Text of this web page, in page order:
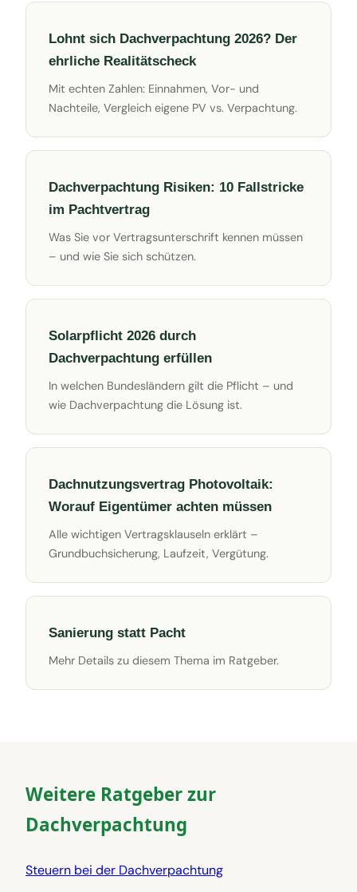
Lohnt sich Dachverpachtung 2026? Der
ehrliche Realitätscheck
Mit echten Zahlen: Einnahmen, Vor- und
Nachteile, Vergleich eigene PV vs. Verpachtung.
Dachverpachtung Risiken: 10 Fallstricke
im Pachtvertrag
Was Sie vor Vertragsunterschrift kennen müssen
– und wie Sie sich schützen.
Solarpflicht 2026 durch
Dachverpachtung erfüllen
In welchen Bundesländern gilt die Pflicht – und
wie Dachverpachtung die Lösung ist.
Dachnutzungsvertrag Photovoltaik:
Worauf Eigentümer achten müssen
Alle wichtigen Vertragsklauseln erklärt –
Grundbuchsicherung, Laufzeit, Vergütung.
Sanierung statt Pacht
Mehr Details zu diesem Thema im Ratgeber.
Weitere Ratgeber zur
Dachverpachtung
Steuern bei der Dachverpachtung